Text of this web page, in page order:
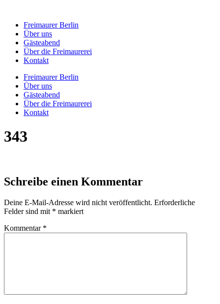
springenFreimaurer Berlin
Über uns
Gästeabend
Über die Freimaurerei
Kontakt
Freimaurer Berlin
Über uns
Gästeabend
Über die Freimaurerei
Kontakt
343
Schreibe einen Kommentar
Deine E-Mail-Adresse wird nicht veröffentlicht. Erforderliche
Felder sind mit * markiert
Kommentar *